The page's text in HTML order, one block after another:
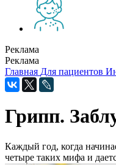
Реклама
Реклама
Главная Для пациентов
Грипп.
Каждый год, когда
четыре таких мифа и